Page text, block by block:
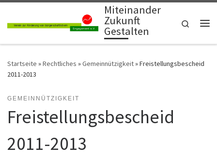
Miteinander
Zukunft
Gestalten
Search
Startseite »Rechtliches »Gemeinnützigkeit»Freistellungsbescheid
2011-2013
GEMEINNÜTZIGKEIT
Freistellungsbescheid
2011-2013